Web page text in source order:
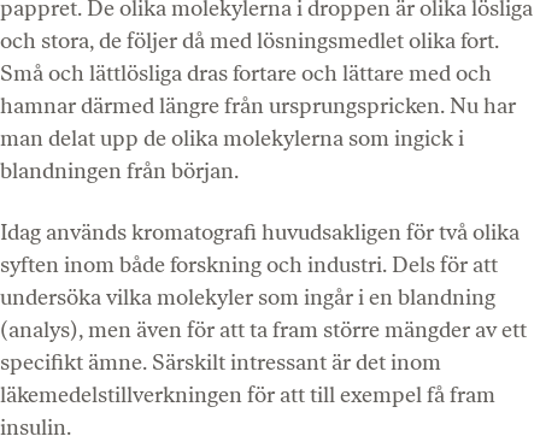
pappret. De olika molekylerna i droppen är olika lösliga
och stora, de följer då med lösningsmedlet olika fort.
Små och lättlösliga dras fortare och lättare med och
hamnar därmed längre från ursprungspricken. Nu har
man delat upp de olika molekylerna som ingick i
blandningen från början.
Idag används kromatografi huvudsakligen för två olika
syften inom både forskning och industri. Dels för att
undersöka vilka molekyler som ingår i en blandning
(analys), men även för att ta fram större mängder av ett
specifikt ämne. Särskilt intressant är det inom
läkemedelstillverkningen för att till exempel få fram
insulin.